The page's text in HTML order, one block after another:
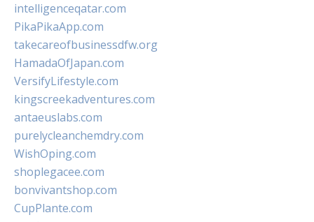
intelligenceqatar.com
PikaPikaApp.com
takecareofbusinessdfw.org
HamadaOfJapan.com
VersifyLifestyle.com
kingscreekadventures.com
antaeuslabs.com
purelycleanchemdry.com
WishOping.com
shoplegacee.com
bonvivantshop.com
CupPlante.com